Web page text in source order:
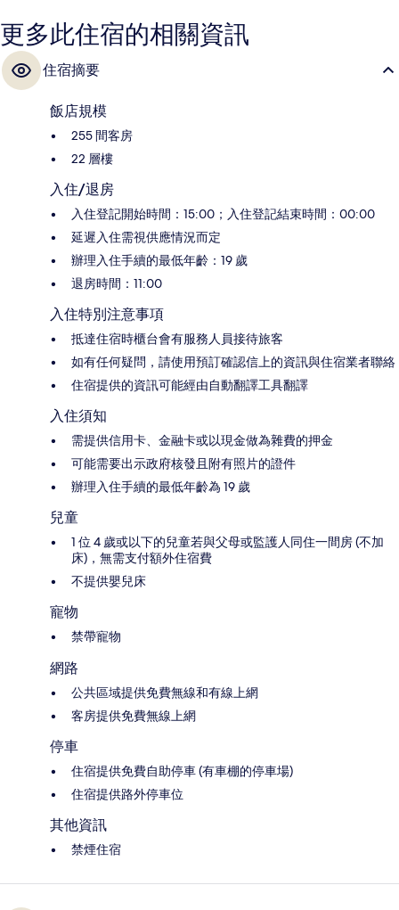
更多此住宿的相關資訊
住宿摘要
飯店規模
255 間客房
22 層樓
入住/退房
入住登記開始時間：15:00；入住登記結束時間：00:00
延遲入住需視供應情況而定
辦理入住手續的最低年齡：19 歲
退房時間：11:00
入住特別注意事項
抵達住宿時櫃台會有服務人員接待旅客
如有任何疑問，請使用預訂確認信上的資訊與住宿業者聯絡
住宿提供的資訊可能經由自動翻譯工具翻譯
入住須知
需提供信用卡、金融卡或以現金做為雜費的押金
可能需要出示政府核發且附有照片的證件
辦理入住手續的最低年齡為 19 歲
兒童
1 位 4 歲或以下的兒童若與父母或監護人同住一間房 (不加
床)，無需支付額外住宿費
不提供嬰兒床
寵物
禁帶寵物
網路
公共區域提供免費無線和有線上網
客房提供免費無線上網
停車
住宿提供免費自助停車 (有車棚的停車場)
住宿提供路外停車位
其他資訊
禁煙住宿